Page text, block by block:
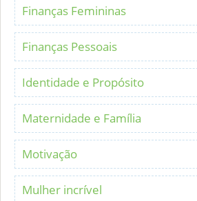
Finanças Femininas
Finanças Pessoais
Identidade e Propósito
Maternidade e Família
Motivação
Mulher incrível